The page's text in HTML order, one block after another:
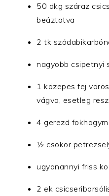
50 dkg száraz
beáztatva
2 tk
nagyobb csipetnyi
1 közepes fej
vágva, esetleg
4 gerezd
½ csokor
ugyanannyi friss
2 ek